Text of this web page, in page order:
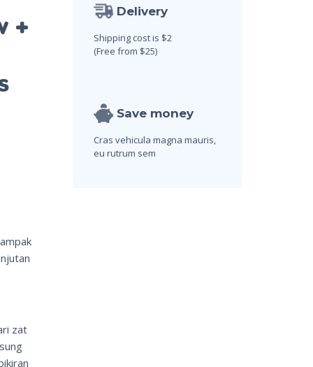
+
zat
Delivery
Shipping cost is $2
(Free from $25)
Save money
Cras vehicula magna mauris,
eu rutrum sem